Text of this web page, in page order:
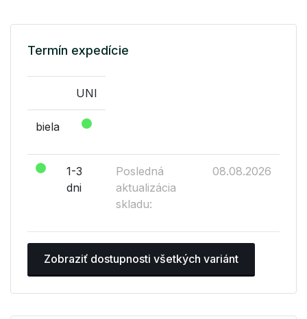
Termín expedície
UNI
biela
1-3
dni
Posledná
aktualizácia
skladu:
08.08.2026
Zobraziť dostupnosti všetkých variánt